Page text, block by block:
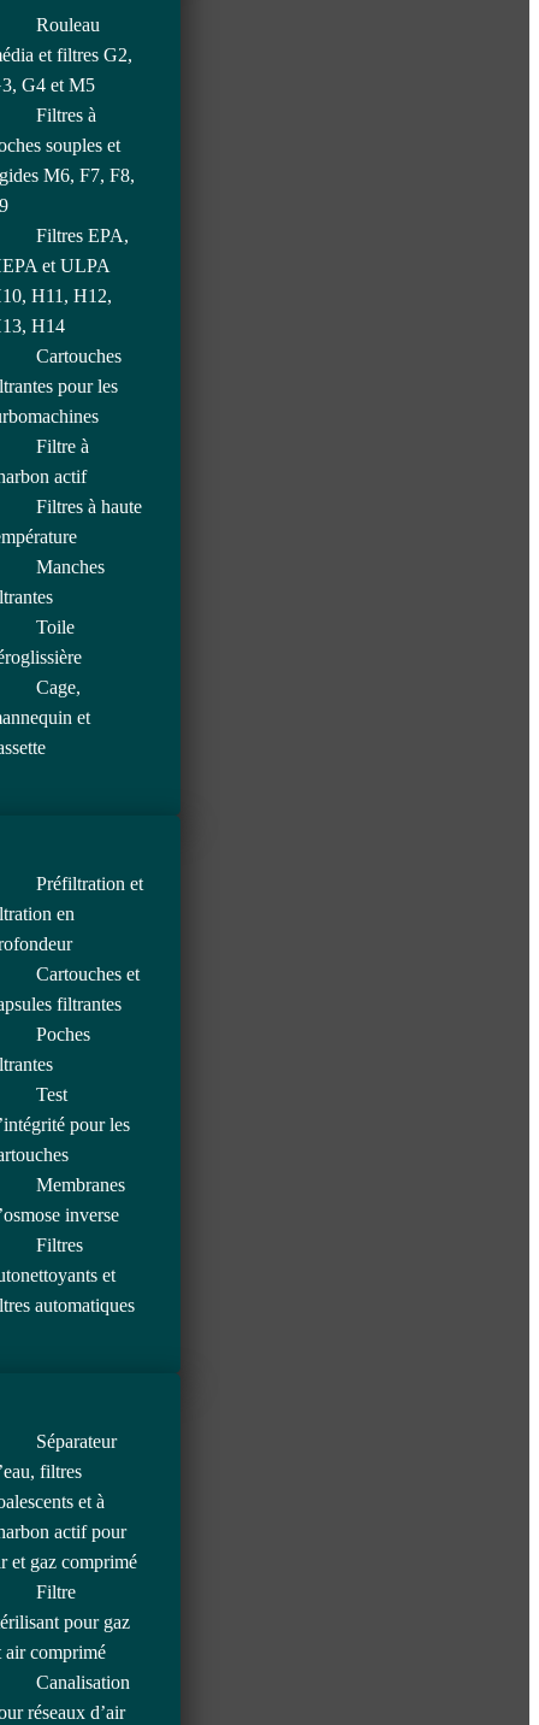
Rouleau
et filtres G2,
G4 et M5
Filtres à
souples et
M6, F7, F8,
Filtres EPA,
et ULPA
H11, H12,
H14
Cartouches
pour les
Filtre à
actif
Filtres à haute
Manches
Toile
Cage,
et
Préfiltration et
en
Cartouches et
filtrantes
Poches
Test
pour les
Membranes
inverse
Filtres
et
automatiques
Séparateur
filtres
et à
actif pour
et gaz comprimé
Filtre
pour gaz
air comprimé
Canalisation
réseaux d’air